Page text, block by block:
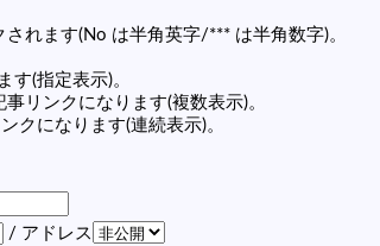
れます(No は半角英字/*** は半角数字)。
(指定表示)。
リンクになります(複数表示)。
になります(連続表示)。
/ アドレス